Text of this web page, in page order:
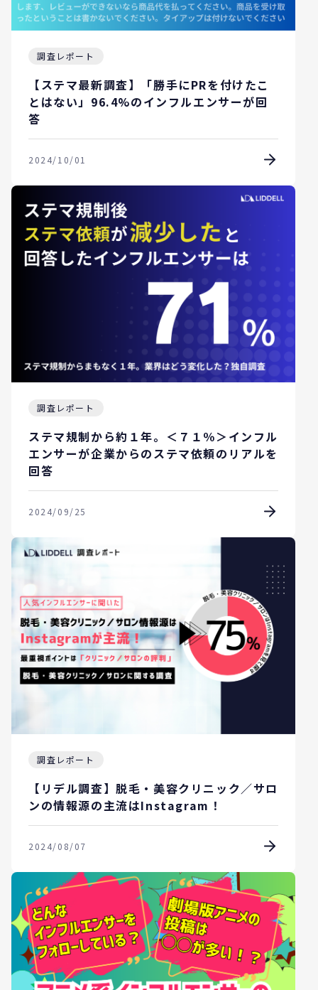
調査レポート
【ステマ最新調査】「勝手にPRを付けたこ
とはない」96.4%のインフルエンサーが回
答
2024/10/01
調査レポート
ステマ規制から約１年。＜７１％＞インフル
エンサーが企業からのステマ依頼のリアルを
回答
2024/09/25
調査レポート
【リデル調査】脱毛・美容クリニック／サロ
ンの情報源の主流はInstagram！
2024/08/07